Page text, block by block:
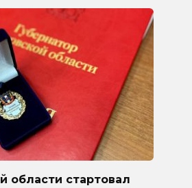
области стартовал